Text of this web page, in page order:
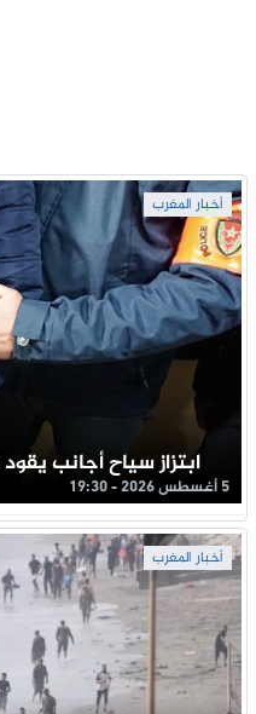
أخبار المغرب
ابتزاز سياح أجانب
5 أغسطس 2026 - 19:30
أخبار المغرب